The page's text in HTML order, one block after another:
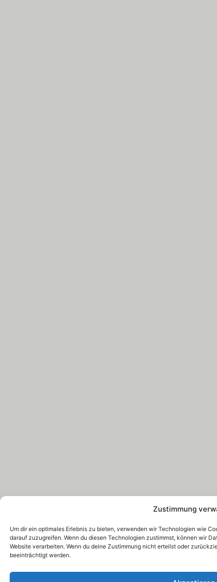
Zustimmung
Um dir ein optimales Erlebnis zu bieten, verwenden wir Technologien wie
darauf zuzugreifen. Wenn du diesen Technologien zustimmst, können wir
Website verarbeiten. Wenn du deine Zustimmung nicht erteilst oder
beeinträchtigt werden.